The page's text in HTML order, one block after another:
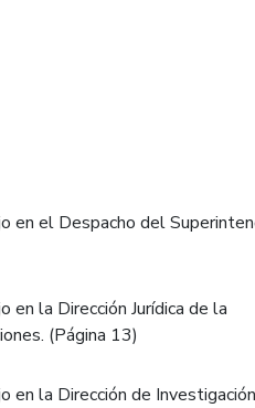
en el Despacho del
en la Dirección Jurídica de la
(Página 13)
en la Dirección de